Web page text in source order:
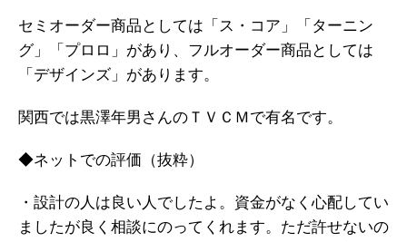
セミオーダー商品としては「ス・コア」「ターニン
グ」「プロロ」があり、フルオーダー商品としては
「デザインズ」があります。
関西では黒澤年男さんのＴＶＣＭで有名です。
◆ネットでの評価（抜粋）
・設計の人は良い人でしたよ。資金がなく心配してい
ましたが良く相談にのってくれます。ただ許せないの